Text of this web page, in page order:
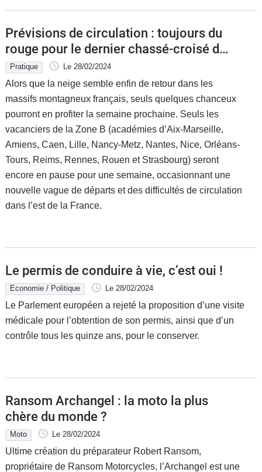
Prévisions de circulation : toujours du
rouge pour le dernier chassé-croisé de
l'hiver
Pratique Le 28/02/2024
Alors que la neige semble enfin de retour dans les
massifs montagneux français, seuls quelques chanceux
pourront en profiter la semaine prochaine. Seuls les
vacanciers de la Zone B (académies d’Aix-Marseille,
Amiens, Caen, Lille, Nancy-Metz, Nantes, Nice, Orléans-
Tours, Reims, Rennes, Rouen et Strasbourg) seront
encore en pause pour une semaine, occasionnant une
nouvelle vague de départs et des difficultés de circulation
dans l’est de la France.
Le permis de conduire à vie, c’est oui !
Economie / Politique Le 28/02/2024
Le Parlement européen a rejeté la proposition d’une visite
médicale pour l’obtention de son permis, ainsi que d’un
contrôle tous les quinze ans, pour le conserver.
Ransom Archangel : la moto la plus
chère du monde ?
Moto Le 28/02/2024
Ultime création du préparateur Robert Ransom,
propriétaire de Ransom Motorcycles, l’Archangel est une